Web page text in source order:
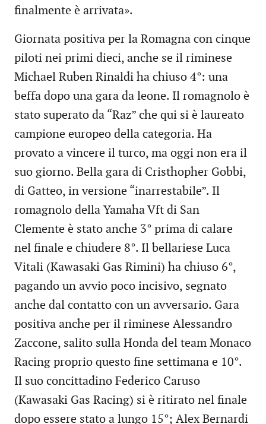
finalmente è arrivata».
Giornata positiva per la Romagna con cinque
piloti nei primi dieci, anche se il riminese
Michael Ruben Rinaldi ha chiuso 4°: una
beffa dopo una gara da leone. Il romagnolo è
stato superato da “Raz” che qui si è laureato
campione europeo della categoria. Ha
provato a vincere il turco, ma oggi non era il
suo giorno. Bella gara di Cristhopher Gobbi,
di Gatteo, in versione “inarrestabile”. Il
romagnolo della Yamaha Vft di San
Clemente è stato anche 3° prima di calare
nel finale e chiudere 8°. Il bellariese Luca
Vitali (Kawasaki Gas Rimini) ha chiuso 6°,
pagando un avvio poco incisivo, segnato
anche dal contatto con un avversario. Gara
positiva anche per il riminese Alessandro
Zaccone, salito sulla Honda del team Monaco
Racing proprio questo fine settimana e 10°.
Il suo concittadino Federico Caruso
(Kawasaki Gas Racing) si è ritirato nel finale
dopo essere stato a lungo 15°; Alex Bernardi